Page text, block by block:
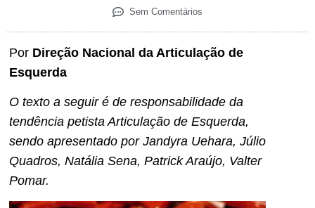
Sem Comentários
Por Direção Nacional da Articulação de
Esquerda
O texto a seguir é de responsabilidade da
tendência petista Articulação de Esquerda,
sendo apresentado por Jandyra Uehara, Júlio
Quadros, Natália Sena, Patrick Araújo, Valter
Pomar.